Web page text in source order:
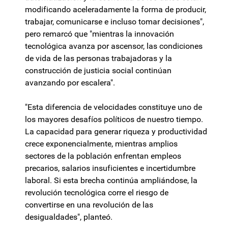
modificando aceleradamente la forma de producir,
trabajar, comunicarse e incluso tomar decisiones",
pero remarcó que "mientras la innovación
tecnológica avanza por ascensor, las condiciones
de vida de las personas trabajadoras y la
construcción de justicia social continúan
avanzando por escalera".
"Esta diferencia de velocidades constituye uno de
los mayores desafíos políticos de nuestro tiempo.
La capacidad para generar riqueza y productividad
crece exponencialmente, mientras amplios
sectores de la población enfrentan empleos
precarios, salarios insuficientes e incertidumbre
laboral. Si esta brecha continúa ampliándose, la
revolución tecnológica corre el riesgo de
convertirse en una revolución de las
desigualdades", planteó.